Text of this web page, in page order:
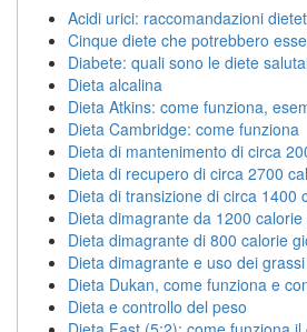
Acidi urici: raccomandazioni
Cinque diete che potrebbero
Diabete: quali sono le diete
Dieta alcalina
Dieta Atkins: come funziona,
Dieta Cambridge: come funziona
Dieta di mantenimento di circa
Dieta di recupero di circa 2700
Dieta di transizione di circa 1400
Dieta dimagrante da 1200
Dieta dimagrante di 800 calorie
Dieta dimagrante e uso dei
Dieta Dukan, come funziona e
Dieta e controllo del peso